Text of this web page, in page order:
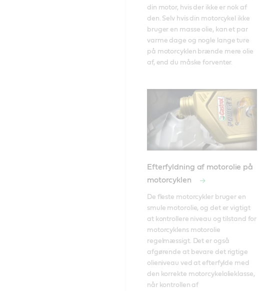
din motor, hvis der ikke er nok af
den. Selv hvis din motorcykel ikke
bruger en masse olie, kan et par
varme dage og nogle lange ture
på motorcyklen brænde mere olie
af, end du måske forventer.
Efterfyldning af motorolie på
motorcyklen
De fleste motorcykler bruger en
smule motorolie, og det er vigtigt
at kontrollere niveau og tilstand for
motorcyklens motorolie
regelmæssigt. Det er også
afgørende at bevare det rigtige
olieniveau ved at efterfylde med
den korrekte motorcykelolieklasse,
når kontrollen af